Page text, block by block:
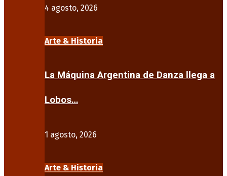
4 agosto, 2026
Arte & Historia
La Máquina Argentina de Danza llega a
Lobos…
1 agosto, 2026
Arte & Historia